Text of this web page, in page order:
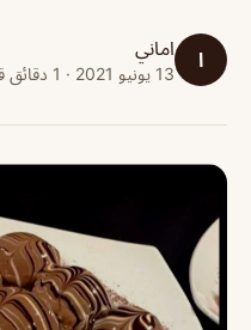
ا اماني
13 يونيو 2021 · 1 دقائق قراءة